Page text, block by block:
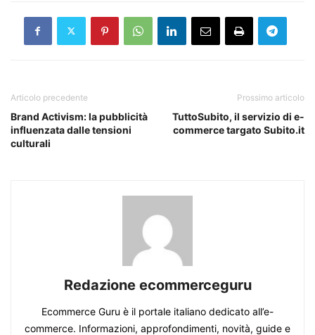
Articolo precedente
Brand Activism: la pubblicità
influenzata dalle tensioni
culturali
Prossimo articolo
TuttoSubito, il servizio di e-
commerce targato Subito.it
Redazione ecommerceguru
Ecommerce Guru è il portale italiano dedicato all’e-
commerce. Informazioni, approfondimenti, novità, guide e